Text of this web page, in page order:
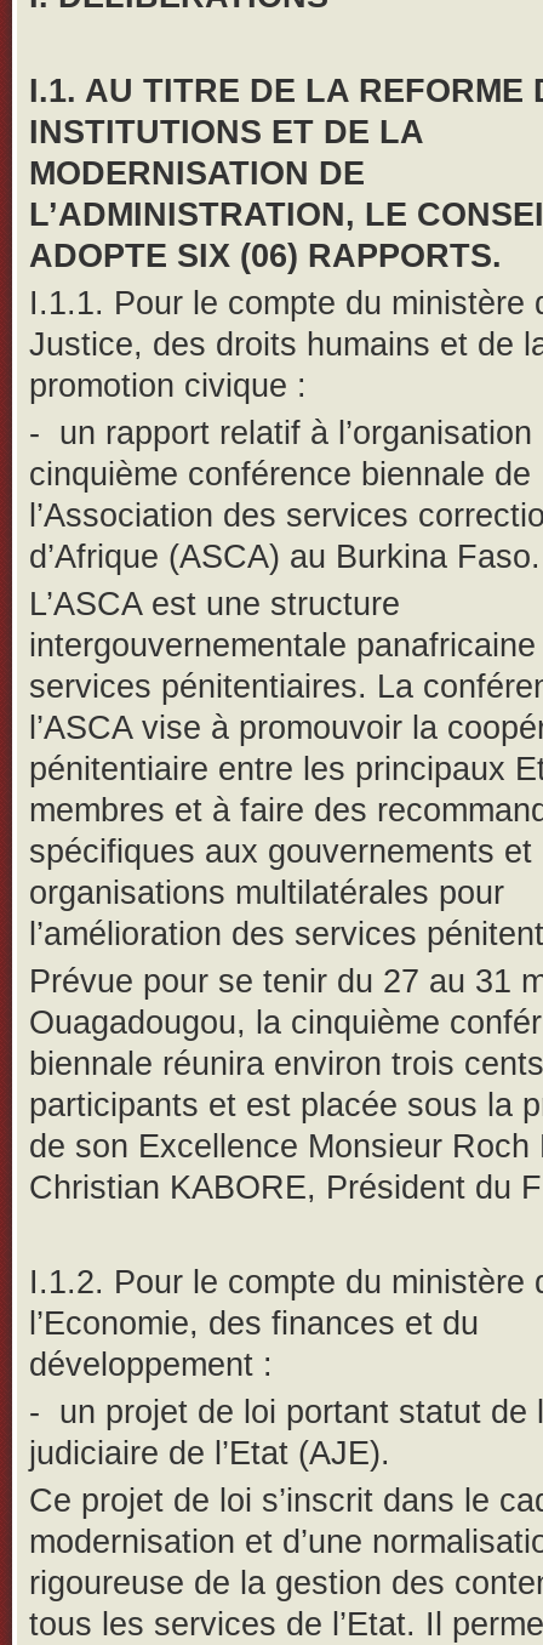
I.1. AU TITRE DE LA REFORME
INSTITUTIONS ET DE LA
MODERNISATION DE
L’ADMINISTRATION, LE
ADOPTE SIX (06) RAPPORTS.
I.1.1. Pour le compte du ministère
Justice, des droits humains et de
promotion civique :
- un rapport relatif à l’organisation
cinquième conférence biennale de
l’Association des services
d’Afrique (ASCA) au Burkina Faso.
L’ASCA est une structure
intergouvernementale
services pénitentiaires. La
l’ASCA vise à promouvoir la
pénitentiaire entre les principaux
membres et à faire des
spécifiques aux gouvernements et
organisations multilatérales pour
l’amélioration des services
Prévue pour se tenir du 27 au 31
Ouagadougou, la cinquième
biennale réunira environ trois
participants et est placée sous la
de son Excellence Monsieur Roch
Christian KABORE, Président du
I.1.2. Pour le compte du ministère
l’Economie, des finances et du
développement :
- un projet de loi portant statut de
judiciaire de l’Etat (AJE).
Ce projet de loi s’inscrit dans le
modernisation et d’une
rigoureuse de la gestion des
tous les services de l’Etat. Il